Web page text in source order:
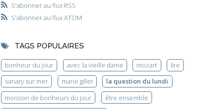
S'abonner au flux RSS
S'abonner au flux ATOM
TAGS POPULAIRES
bonheur du jour avec la vieille dame mozart
lire
sanary sur mer
marie gillet
la question du lundi
moisson de bonheurs du jour
être ensemble